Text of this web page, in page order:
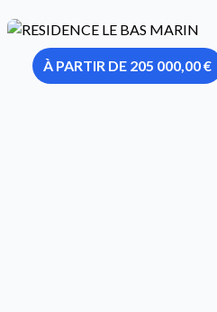
À PARTIR DE 205 000,00 €